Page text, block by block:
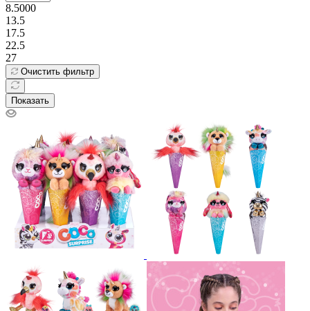
8.5000
13.5
17.5
22.5
27
Очистить фильтр
Показать